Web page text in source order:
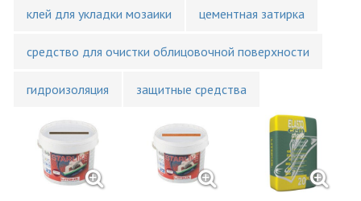
клей для укладки мозаики цементная затирка
средство для очистки облицовочной поверхности
гидроизоляция защитные средства